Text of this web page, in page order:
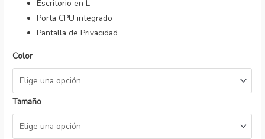
Escritorio en L
Porta CPU integrado
Pantalla de Privacidad
Color
Tamaño